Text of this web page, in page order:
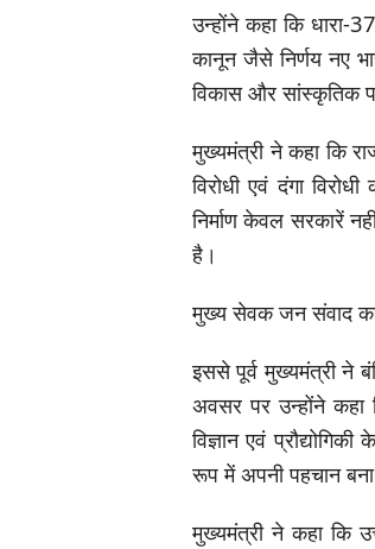
उन्होंने कहा कि धारा-
कानून जैसे निर्णय नए
विकास और सांस्कृतिक
मुख्यमंत्री ने कहा कि
विरोधी एवं दंगा
निर्माण केवल सरकारें
है।
मुख्य सेवक जन संवाद
इससे पूर्व मुख्यमंत्री ने
अवसर पर उन्होंने कहा
विज्ञान एवं
रूप में अपनी पहचान बना
मुख्यमंत्री ने कहा कि